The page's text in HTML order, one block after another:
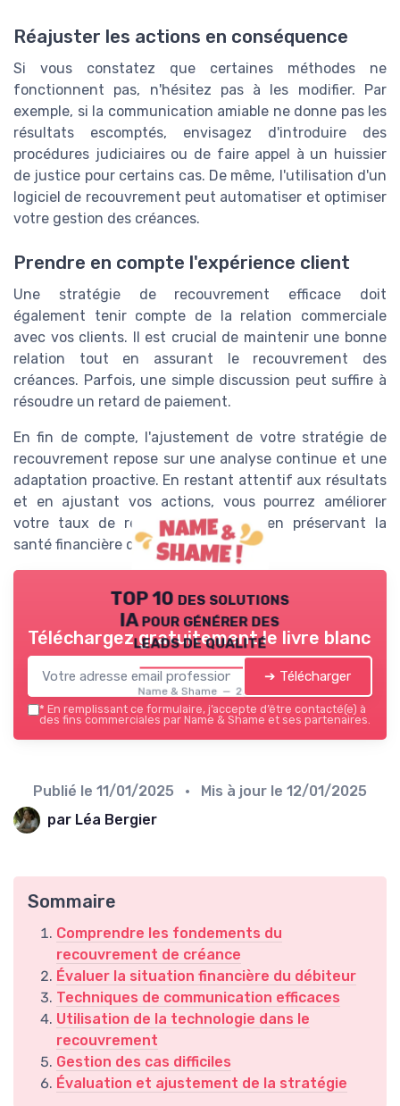
Réajuster les actions en conséquence
Si vous constatez que certaines méthodes ne
fonctionnent pas, n'hésitez pas à les modifier. Par
exemple, si la communication amiable ne donne pas les
résultats escomptés, envisagez d'introduire des
procédures judiciaires ou de faire appel à un huissier
de justice pour certains cas. De même, l'utilisation d'un
logiciel de recouvrement peut automatiser et optimiser
votre gestion des créances.
Prendre en compte l'expérience client
Une stratégie de recouvrement efficace doit
également tenir compte de la relation commerciale
avec vos clients. Il est crucial de maintenir une bonne
relation tout en assurant le recouvrement des
créances. Parfois, une simple discussion peut suffire à
résoudre un retard de paiement.
En fin de compte, l'ajustement de votre stratégie de
recouvrement repose sur une analyse continue et une
adaptation proactive. En restant attentif aux résultats
et en ajustant vos actions, vous pourrez améliorer
votre taux de recouvrement tout en préservant la
santé financière de votre entreprise.
TOP 10 des solutions
IA pour générer des
leads de qualité
Name & Shame — 2026
Téléchargez gratuitement le livre blanc
➔ Télécharger
* En remplissant ce formulaire, j’accepte d’être contacté(e) à
des fins commerciales par Name & Shame et ses partenaires.
Publié le 11/01/2025 • Mis à jour le 12/01/2025
par Léa Bergier
Sommaire
Comprendre les fondements du
recouvrement de créance
Évaluer la situation financière du débiteur
Techniques de communication efficaces
Utilisation de la technologie dans le
recouvrement
Gestion des cas difficiles
Évaluation et ajustement de la stratégie